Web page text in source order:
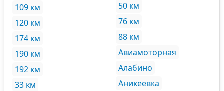
109 км
120 км
174 км
190 км
192 км
33 км
50 км
76 км
88 км
Авиамоторная
Алабино
Аникеевка